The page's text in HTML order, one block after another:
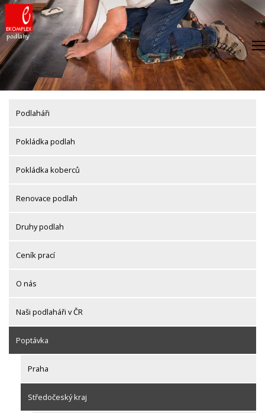
Skip
to
content
Podlaháři
Pokládka podlah
Pokládka koberců
Renovace podlah
Druhy podlah
Ceník prací
O nás
Naši podlaháři v ČR
Poptávka
Praha
Středočeský kraj